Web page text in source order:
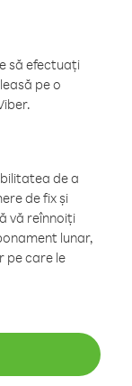
să efectuați
pe o
de a
de fix și
vă reînnoiți
lunar,
pe care le